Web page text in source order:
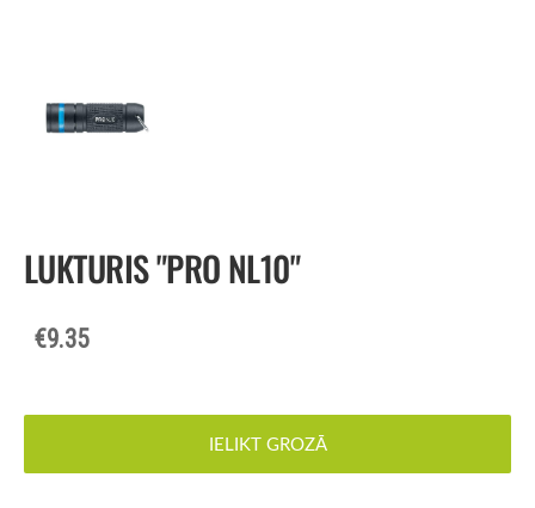
LUKTURIS "PRO NL10"
€9.35
IELIKT GROZĀ